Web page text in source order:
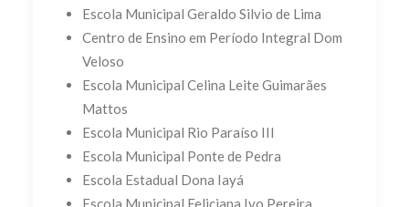
Escola Municipal Geraldo Silvio de Lima
Centro de Ensino em Período Integral Dom
Veloso
Escola Municipal Celina Leite Guimarães
Mattos
Escola Municipal Rio Paraíso III
Escola Municipal Ponte de Pedra
Escola Estadual Dona Iayá